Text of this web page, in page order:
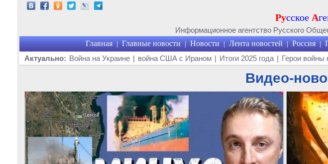
Русское А
Информационное агентство Русского
Главная | Главные новости | Новости | Лента новостей | Россия |
Актуально: Война на Украине | война США с Ираном | Итоги 2025 года | Герои войны
Видео-